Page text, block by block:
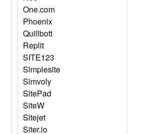
One.com
Phoenix
Quillbott
Replit
SITE123
Simplesite
Simvoly
SitePad
SiteW
Sitejet
Siter.io